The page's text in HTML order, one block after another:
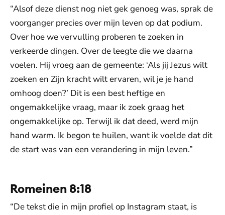
“Alsof deze dienst nog niet gek genoeg was, sprak de
voorganger precies over mijn leven op dat podium.
Over hoe we vervulling proberen te zoeken in
verkeerde dingen. Over de leegte die we daarna
voelen. Hij vroeg aan de gemeente: ‘Als jij Jezus wilt
zoeken en Zijn kracht wilt ervaren, wil je je hand
omhoog doen?’ Dit is een best heftige en
ongemakkelijke vraag, maar ik zoek graag het
ongemakkelijke op. Terwijl ik dat deed, werd mijn
hand warm. Ik begon te huilen, want ik voelde dat dit
de start was van een verandering in mijn leven.”
Romeinen 8:18
“De tekst die in mijn profiel op Instagram staat, is